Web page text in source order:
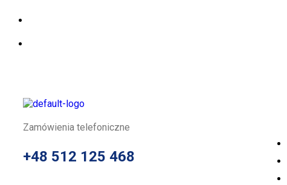
Zamówienia telefoniczne
+48 512 125 468